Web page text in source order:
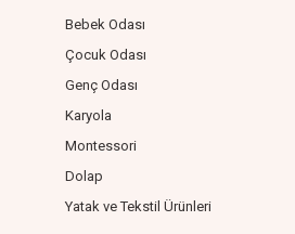
Bebek Odası
Çocuk Odası
Genç Odası
Karyola
Montessori
Dolap
Yatak ve Tekstil Ürünleri